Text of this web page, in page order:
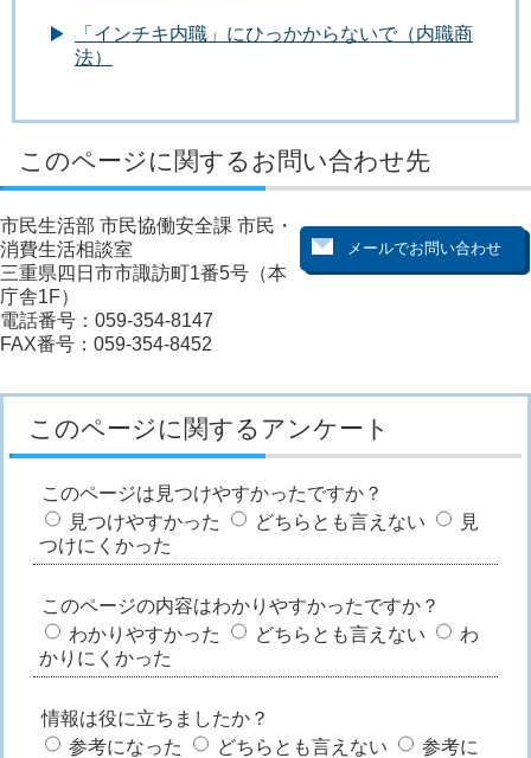
「インチキ内職」にひっかからないで（内職商
法）
このページに関するお問い合わせ先
市民生活部 市民協働安全課 市民・
消費生活相談室
三重県四日市市諏訪町1番5号（本
庁舎1F）
電話番号：059-354-8147
FAX番号：059-354-8452
このページに関するアンケート
このページは見つけやすかったですか？
見つけやすかった
どちらとも言えない
見
つけにくかった
このページの内容はわかりやすかったですか？
わかりやすかった
どちらとも言えない
わ
かりにくかった
情報は役に立ちましたか？
参考になった
どちらとも言えない
参考に